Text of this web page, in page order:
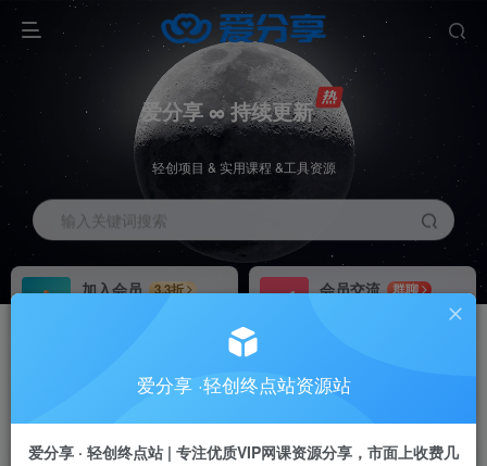
爱分享 ∞ 持续更新
轻创项目 & 实用课程 &工具资源
输入关键词搜索
加入会员
3.3折
会员交流
群聊
推广返佣高达70%
24小时自动赚钱
加入会员享受权益福利
爱分享 ·轻创终点站资源站
爱分享 · 轻创终点站 | 专注优质VIP网课资源分享，市面上收费几